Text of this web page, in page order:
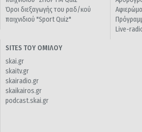
Όροι διεξαγωγής του ραδ/κού
παιχνιδιού "Sport Quiz"
Live-
SITES ΤΟΥ ΟΜΙΛΟΥ
skai.gr
skaitv.gr
skairadio.gr
skaikairos.gr
podcast.skai.gr